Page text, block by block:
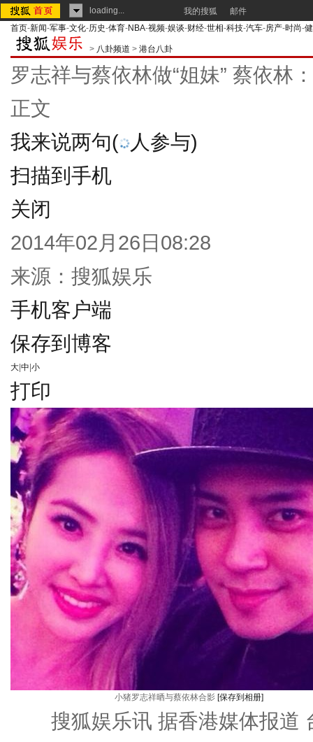
loading... 我的搜狐
邮件
首页-新闻-军事-文化-历史-体育-NBA-视频-娱谈-财经-世相-科技-汽车-房产-时尚-
> 八卦频道 > 港台八卦
罗志祥与蔡依林做“姐妹” 蔡依林
正文
我来说两句(
人参与)
扫描到手机
关闭
2014年02月26日08:28
来源： 搜狐娱乐
手机客户端
保存到博客
大 中 小
打印
小猪罗志祥晒与蔡依林合影 [保存到相册]
搜狐娱乐讯 据香港媒体报道